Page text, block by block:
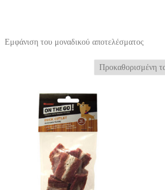
Εμφάνιση του μοναδικού αποτελέσματος